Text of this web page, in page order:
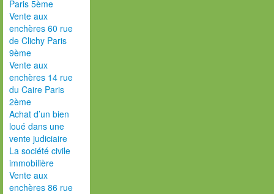
Paris 5ème
Vente aux
enchères 60 rue
de Clichy Paris
9ème
Vente aux
enchères 14 rue
du Caire Paris
2ème
Achat d’un bien
loué dans une
vente judiciaire
La société civile
immobilière
Vente aux
enchères 86 rue